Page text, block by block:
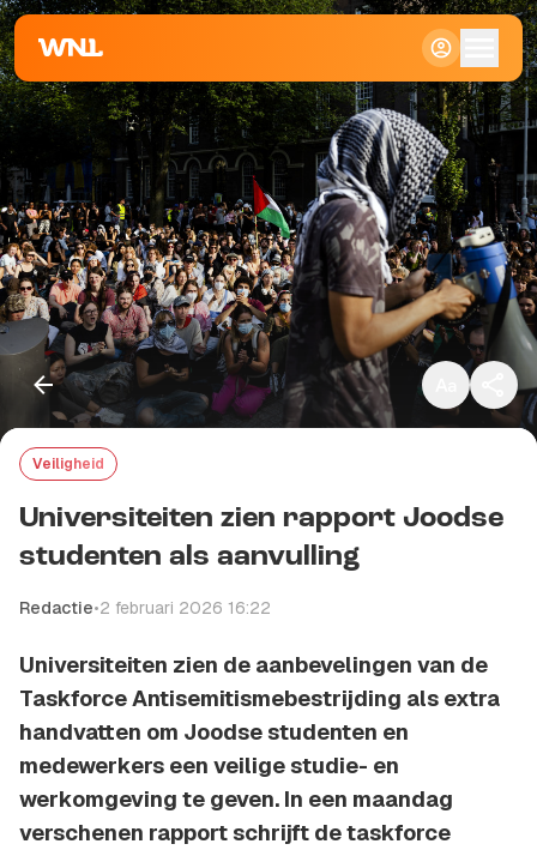
Klein
Standaard
Groot
Veiligheid
Universiteiten zien rapport Joodse
studenten als aanvulling
Redactie•2 februari 2026 16:22
Universiteiten zien de aanbevelingen van de
Taskforce Antisemitismebestrijding als extra
handvatten om Joodse studenten en
medewerkers een veilige studie- en
werkomgeving te geven. In een maandag
verschenen rapport schrijft de taskforce